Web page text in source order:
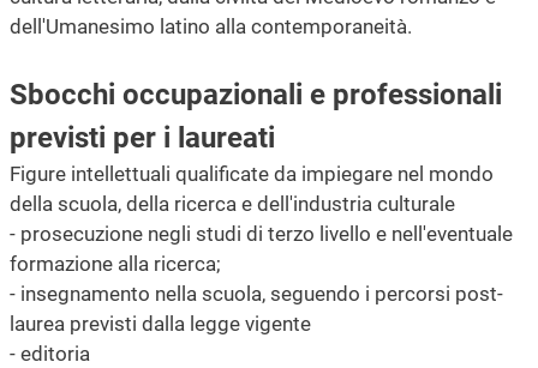
dell'Umanesimo latino alla contemporaneità.
Sbocchi occupazionali e professionali
previsti per i laureati
Figure intellettuali qualificate da impiegare nel mondo
della scuola, della ricerca e dell'industria culturale
- prosecuzione negli studi di terzo livello e nell'eventuale
formazione alla ricerca;
- insegnamento nella scuola, seguendo i percorsi post-
laurea previsti dalla legge vigente
- editoria